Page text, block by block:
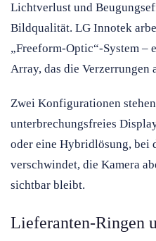
Lichtverlust und
Bildqualität. LG Innotek
„Freeform-Optic“-System –
Array, das die Verzerrungen
Zwei Konfigurationen
unterbrechungsfreies
oder eine Hybridlösung, bei
verschwindet, die Kamera
sichtbar bleibt.
Lieferanten-Ringen